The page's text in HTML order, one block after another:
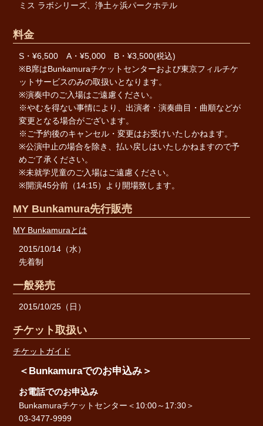
ミス ラボシリーズ、浄土ヶ浜パークホテル
料金
S・¥6,500 A・¥5,000 B・¥3,500(税込)
※B席はBunkamuraチケットセンターおよび東京フィルチケ
ットサービスのみの取扱いとなります。
※演奏中のご入場はご遠慮ください。
※やむを得ない事情により、出演者・演奏曲目・曲順などが
変更となる場合がございます。
※ご予約後のキャンセル・変更はお受けいたしかねます。
※公演中止の場合を除き、払い戻しはいたしかねますので予
めご了承ください。
※未就学児童のご入場はご遠慮ください。
※開演45分前（14:15）より開場致します。
MY Bunkamura先行販売
MY Bunkamuraとは
2015/10/14（水）
先着制
一般発売
2015/10/25（日）
チケット取扱い
チケットガイド
＜Bunkamuraでのお申込み＞
お電話でのお申込み
Bunkamuraチケットセンター＜10:00～17:30＞
03-3477-9999